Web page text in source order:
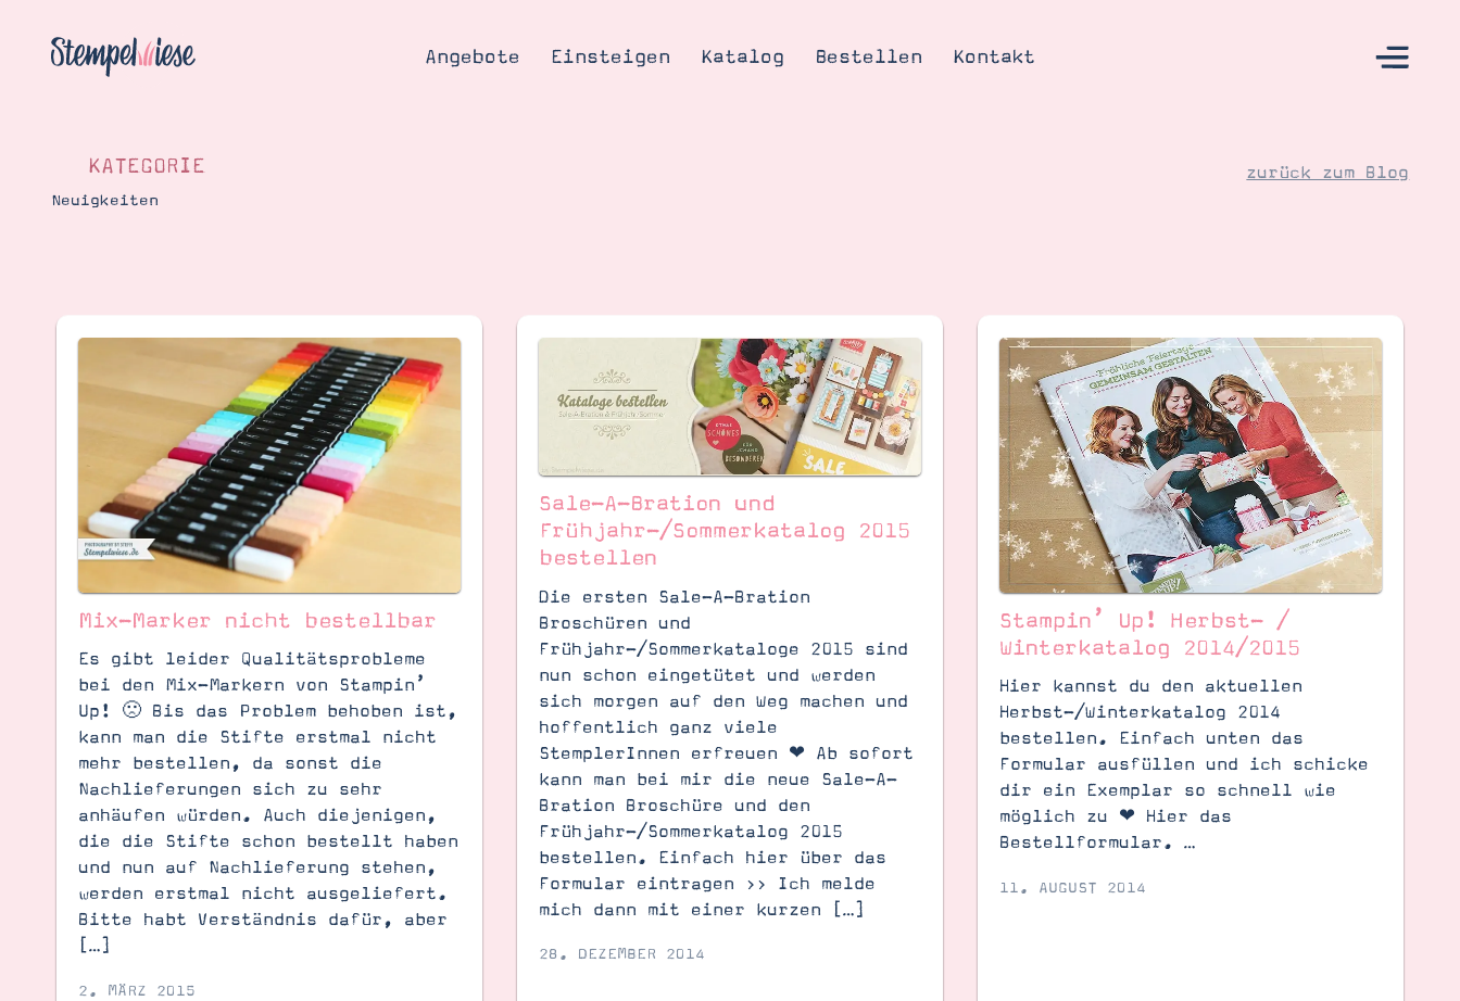
Angebote Einsteigen Katalog Bestellen Kontakt
Katalog
Bestellen
Kontakt
Blog
Gutscheine
Produkte erklärt
Über Stampin’ Up!
Suche Impressum Datenschutz
SUCHE
KATEGORIE
Neuigkeiten
zurück zum Blog
Mix-Marker nicht bestellbar
Es gibt leider Qualitätsprobleme
bei den Mix-Markern von Stampin’
Up! 🙁 Bis das Problem behoben ist,
kann man die Stifte erstmal nicht
mehr bestellen, da sonst die
Nachlieferungen sich zu sehr
anhäufen würden. Auch diejenigen,
die die Stifte schon bestellt haben
und nun auf Nachlieferung stehen,
werden erstmal nicht ausgeliefert.
Bitte habt Verständnis dafür, aber
[…]
2. MÄRZ 2015
Sale-A-Bration und
Frühjahr-/Sommerkatalog 2015
bestellen
Die ersten Sale-A-Bration
Broschüren und
Frühjahr-/Sommerkataloge 2015 sind
nun schon eingetütet und werden
sich morgen auf den Weg machen und
hoffentlich ganz viele
StemplerInnen erfreuen ❤ Ab sofort
kann man bei mir die neue Sale-A-
Bration Broschüre und den
Frühjahr-/Sommerkatalog 2015
bestellen. Einfach hier über das
Formular eintragen >> Ich melde
mich dann mit einer kurzen […]
28. DEZEMBER 2014
Stampin’ Up! Herbst- /
Winterkatalog 2014/2015
Hier kannst du den aktuellen
Herbst-/Winterkatalog 2014
bestellen. Einfach unten das
Formular ausfüllen und ich schicke
dir ein Exemplar so schnell wie
möglich zu ❤ Hier das
Bestellformular. …
11. AUGUST 2014